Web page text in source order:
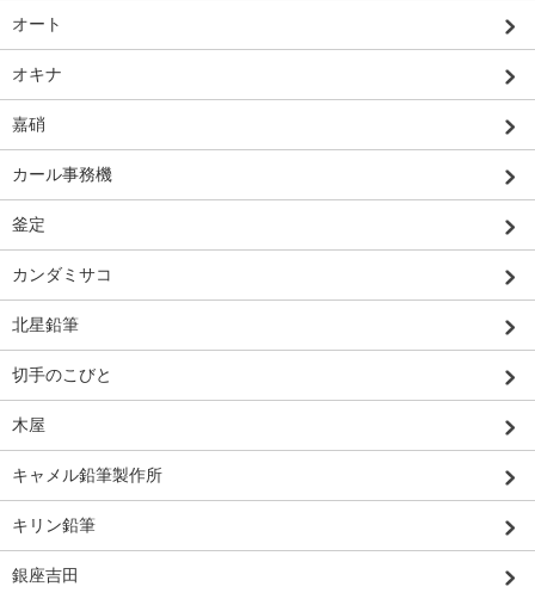
オート
オキナ
嘉硝
カール事務機
釜定
カンダミサコ
北星鉛筆
切手のこびと
木屋
キャメル鉛筆製作所
キリン鉛筆
銀座吉田